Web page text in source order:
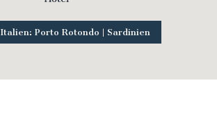
Italien: Porto Rotondo | Sardinien